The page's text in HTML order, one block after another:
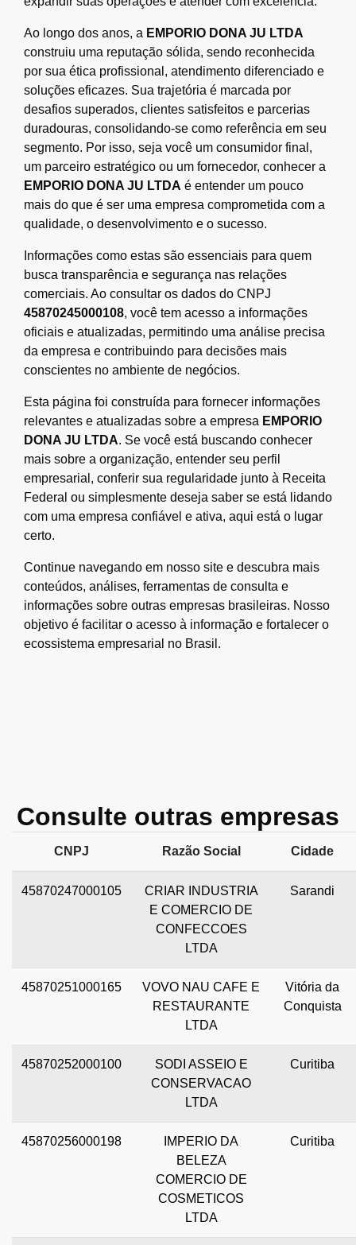
Ao longo dos anos, a EMPORIO DONA JU LTDA
construiu uma reputação sólida, sendo reconhecida
por sua ética profissional, atendimento diferenciado e
soluções eficazes. Sua trajetória é marcada por
desafios superados, clientes satisfeitos e parcerias
duradouras, consolidando-se como referência em seu
segmento. Por isso, seja você um consumidor final,
um parceiro estratégico ou um fornecedor, conhecer a
EMPORIO DONA JU LTDA é entender um pouco
mais do que é ser uma empresa comprometida com a
qualidade, o desenvolvimento e o sucesso.
Informações como estas são essenciais para quem
busca transparência e segurança nas relações
comerciais. Ao consultar os dados do CNPJ
45870245000108, você tem acesso a informações
oficiais e atualizadas, permitindo uma análise precisa
da empresa e contribuindo para decisões mais
conscientes no ambiente de negócios.
Esta página foi construída para fornecer informações
relevantes e atualizadas sobre a empresa EMPORIO
DONA JU LTDA. Se você está buscando conhecer
mais sobre a organização, entender seu perfil
empresarial, conferir sua regularidade junto à Receita
Federal ou simplesmente deseja saber se está lidando
com uma empresa confiável e ativa, aqui está o lugar
certo.
Continue navegando em nosso site e descubra mais
conteúdos, análises, ferramentas de consulta e
informações sobre outras empresas brasileiras. Nosso
objetivo é facilitar o acesso à informação e fortalecer o
ecossistema empresarial no Brasil.
Consulte outras empresas
CNPJ Razão Social Cidade
45870247000105
CRIAR INDUSTRIA
E COMERCIO DE
CONFECCOES
LTDA
Sarandi
45870251000165
VOVO NAU CAFE E
RESTAURANTE
LTDA
Vitória da
Conquista
45870252000100
SODI ASSEIO E
CONSERVACAO
LTDA
Curitiba
45870256000198
IMPERIO DA
BELEZA
COMERCIO DE
COSMETICOS
LTDA
Curitiba